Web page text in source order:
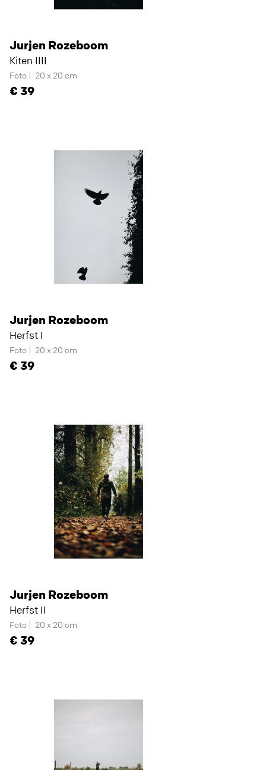
Jurjen Rozeboom
Kiten IIII
Foto 20 x 20 cm
39
Jurjen Rozeboom
Herfst I
Foto 20 x 20 cm
39
Jurjen Rozeboom
Herfst II
Foto 20 x 20 cm
39